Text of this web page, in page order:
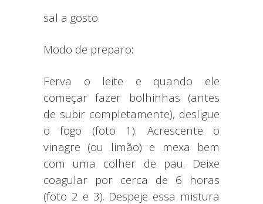
sal a gosto
Modo de preparo:
Ferva o leite e quando ele
começar fazer bolhinhas (antes
de subir completamente), desligue
o fogo (foto 1). Acrescente o
vinagre (ou limão) e mexa bem
com uma colher de pau. Deixe
coagular por cerca de 6 horas
(foto 2 e 3). Despeje essa mistura